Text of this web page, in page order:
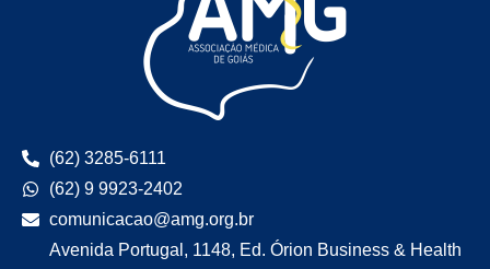
(62) 3285-6111
(62) 9 9923-2402
comunicacao@amg.org.br
Avenida Portugal, 1148, Ed. Órion Business & Health